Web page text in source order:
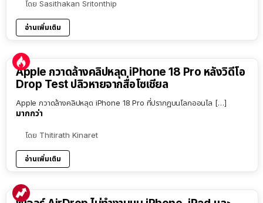
โดย Sasithakan Sritonthip
อ่านเพิ่มเติม
Apple กวาดล้างคลิปหลุด iPhone 18 Pro หลังวิดีโอ
Drop Test ปลิวหายจากสื่อโซเชียล
Apple กวาดล้างคลิปหลุด iPhone 18 Pro ที่ปรากฏบนโลกออนไล […]
มากกว่า
โดย Thitirath Kinaret
อ่านเพิ่มเติม